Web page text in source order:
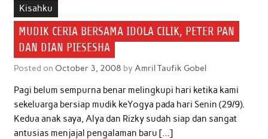
Kisahku
MUDIK CERIA BERSAMA IDOLA CILIK, PETER PAN
DAN DIAN PIESESHA
Posted on October 3, 2008 by Amril Taufik Gobel
Pagi belum sempurna benar melingkupi hari ketika kami
sekeluarga bersiap mudik keYogya pada hari Senin (29/9).
Kedua anak saya, Alya dan Rizky sudah siap dan sangat
antusias menjajal pengalaman baru […]